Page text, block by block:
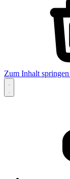
Zum Inhalt springen